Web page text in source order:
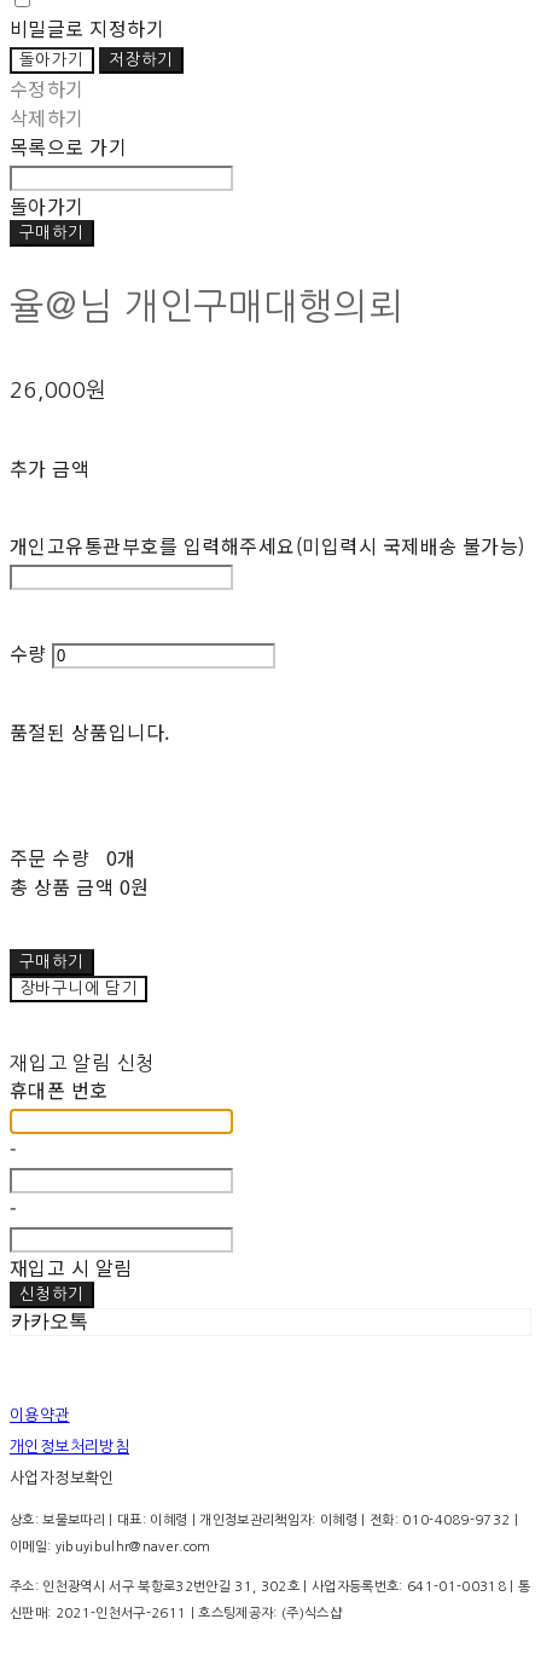
비밀글로 지정하기
돌아가기 저장하기
수정하기
삭제하기
목록으로 가기
돌아가기
구매하기
율@님 개인구매대행의뢰
26,000원
추가 금액
개인고유통관부호를 입력해주세요(미입력시 국제배송 불가능)
수량
품절된 상품입니다.
주문 수량 0개
총 상품 금액 0원
구매하기
장바구니에 담기
재입고 알림 신청
휴대폰 번호
-
-
재입고 시 알림
신청하기
카카오톡
이용약관
개인정보처리방침
사업자정보확인
상호: 보물보따리 | 대표: 이혜령 | 개인정보관리책임자: 이혜령 | 전화: 010-4089-9732 |
이메일: yibuyibulhr@naver.com
주소: 인천광역시 서구 북항로32번안길 31, 302호 | 사업자등록번호: 641-01-00318| 통
신판매: 2021-인천서구-2611 | 호스팅제공자: (주)식스샵